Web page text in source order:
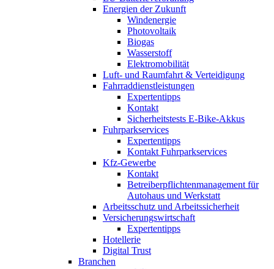
Energien der Zukunft
Windenergie
Photovoltaik
Biogas
Wasserstoff
Elektromobilität
Luft- und Raumfahrt & Verteidigung
Fahrraddienstleistungen
Expertentipps
Kontakt
Sicherheitstests E-Bike-Akkus
Fuhrparkservices
Expertentipps
Kontakt Fuhrparkservices
Kfz-Gewerbe
Kontakt
Betreiberpflichtenmanagement für
Autohaus und Werkstatt
Arbeitsschutz und Arbeitssicherheit
Versicherungswirtschaft
Expertentipps
Hotellerie
Digital Trust
Branchen